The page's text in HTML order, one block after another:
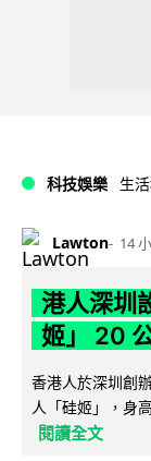
科技娛樂 生
Lawton 14
港人深圳
姬」 20
香港人於深圳創
人「硅姬」，身
閱讀全文